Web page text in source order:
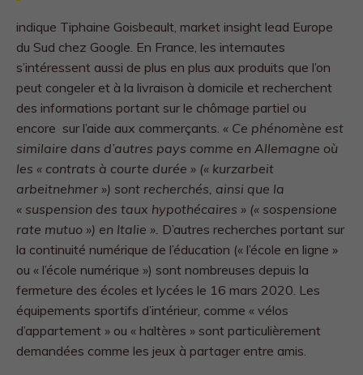
indique Tiphaine Goisbeault, market insight lead Europe
du Sud chez Google. En France, les internautes
s’intéressent aussi de plus en plus aux produits que l’on
peut congeler et à la livraison à domicile et recherchent
des informations portant sur le chômage partiel ou
encore sur l’aide aux commerçants. « Ce phénomène est
similaire dans d’autres pays comme en Allemagne où
les « contrats à courte durée » (« kurzarbeit
arbeitnehmer ») sont recherchés, ainsi que la
« suspension des taux hypothécaires » (« sospensione
rate mutuo ») en Italie ». D’autres recherches portant sur
la continuité numérique de l’éducation (« l’école en ligne »
ou « l’école numérique ») sont nombreuses depuis la
fermeture des écoles et lycées le 16 mars 2020. Les
équipements sportifs d’intérieur, comme « vélos
d’appartement » ou « haltères » sont particulièrement
demandées comme les jeux à partager entre amis.